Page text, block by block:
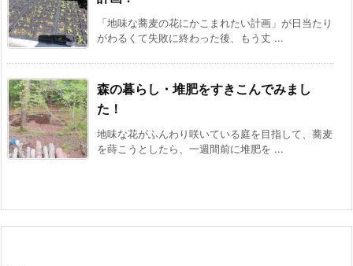
「地味な蕎麦の花にかこまれたい計画」が日当たり
がわるくて失敗に終わった後、もう丈 ...
森の暮らし・堆肥をすきこんでみまし
た！
地味な花がふんわり咲いている庭を目指して、蕎麦
を蒔こうとしたら、一週間前に堆肥を ...